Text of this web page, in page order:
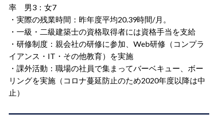
率 男3：女7
・実際の残業時間：昨年度平均20.39時間/月。
・一級・二級建築士の資格取得者には資格手当を支給
・研修制度：親会社の研修に参加、Web研修（コンプラ
イアンス・IT・その他教育）を実施
・課外活動：職場の社員で集まってバーベキュー、ボー
リングを実施（コロナ蔓延防止のため2020年度以降は中
止）